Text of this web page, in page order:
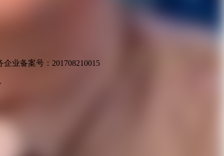
业备案号：201708210015